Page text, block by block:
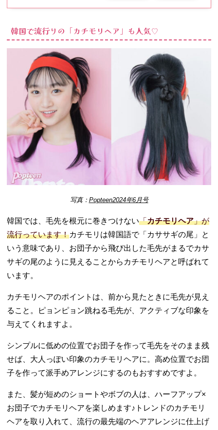
ンお団子
03. 高校生でも簡
単♪流行のお団子
ヘアで今っぽい
アレンジを楽し
もう！
韓国で流行りの「カチモリヘア」も人気♡
写真： Popteen2024年6月号
韓国では、毛先を根元に巻きつけない「カチモリヘア」が
流行っています！カチモリは韓国語で「カササギの尾」と
いう意味であり、お団子から飛び出した毛先がまるでカサ
サギの尾のように見えることからカチモリヘアと呼ばれて
います。
カチモリヘアのポイントは、前から見たときに毛先が見え
ること。ピョンピョン跳ねる毛先が、アクティブな印象を
与えてくれますよ。
シンプルに低めの位置でお団子を作って毛先をそのまま残
せば、大人っぽい印象のカチモリヘアに。高め位置でお団
子を作って派手めアレンジにするのもおすすめですよ。
また、髪が短めのショートやボブの人は、ハーフアップ×
お団子でカチモリヘアを楽しめます♪トレンドのカチモリ
ヘアを取り入れて、流行の最先端のヘアアレンジに仕上げ